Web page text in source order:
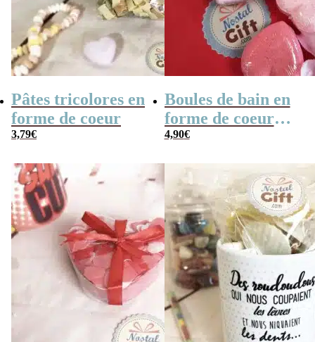
Pâtes tricolores en
forme de coeur
3,79€
Boules de bain en
forme de coeur
x10
4,90€